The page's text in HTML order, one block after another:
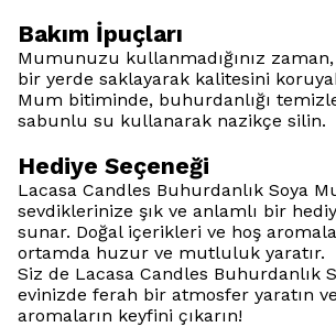
Bakım İpuçları
Mumunuzu kullanmadığınız
bir yerde saklayarak kalitesini
Mum bitiminde, buhurdanlığı
sabunlu su kullanarak nazikçe silin.
Hediye Seçeneği
Lacasa Candles Buhurdanlık Soya
sevdiklerinize şık ve anlamlı bir
sunar. Doğal içerikleri ve hoş
ortamda huzur ve mutluluk yaratır.
Siz de Lacasa Candles Buhurdanlık
evinizde ferah bir atmosfer yaratın
aromaların keyfini çıkarın!